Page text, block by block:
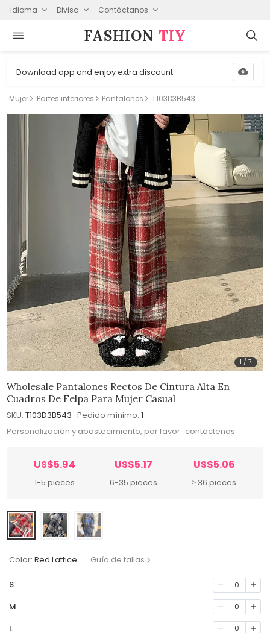
Idioma Divisa Contáctanos
FASHION⁠ TIY
Download app and enjoy extra discount
Mujer Partes inferiores Pantalones T103D3B543
1 /7
Wholesale Pantalones Rectos De Cintura Alta En
Cuadros De Felpa Para Mujer Casual
SKU: T103D3B543 Pedido mínimo: 1
Personalización y abastecimiento, por favor contáctenos.
US$5.94
1-5 pieces
US$5.17
6-35 pieces
US$5.06
≥ 36 pieces
Color: Red Lattice Guía de tallas
S 0
M 0
L 0